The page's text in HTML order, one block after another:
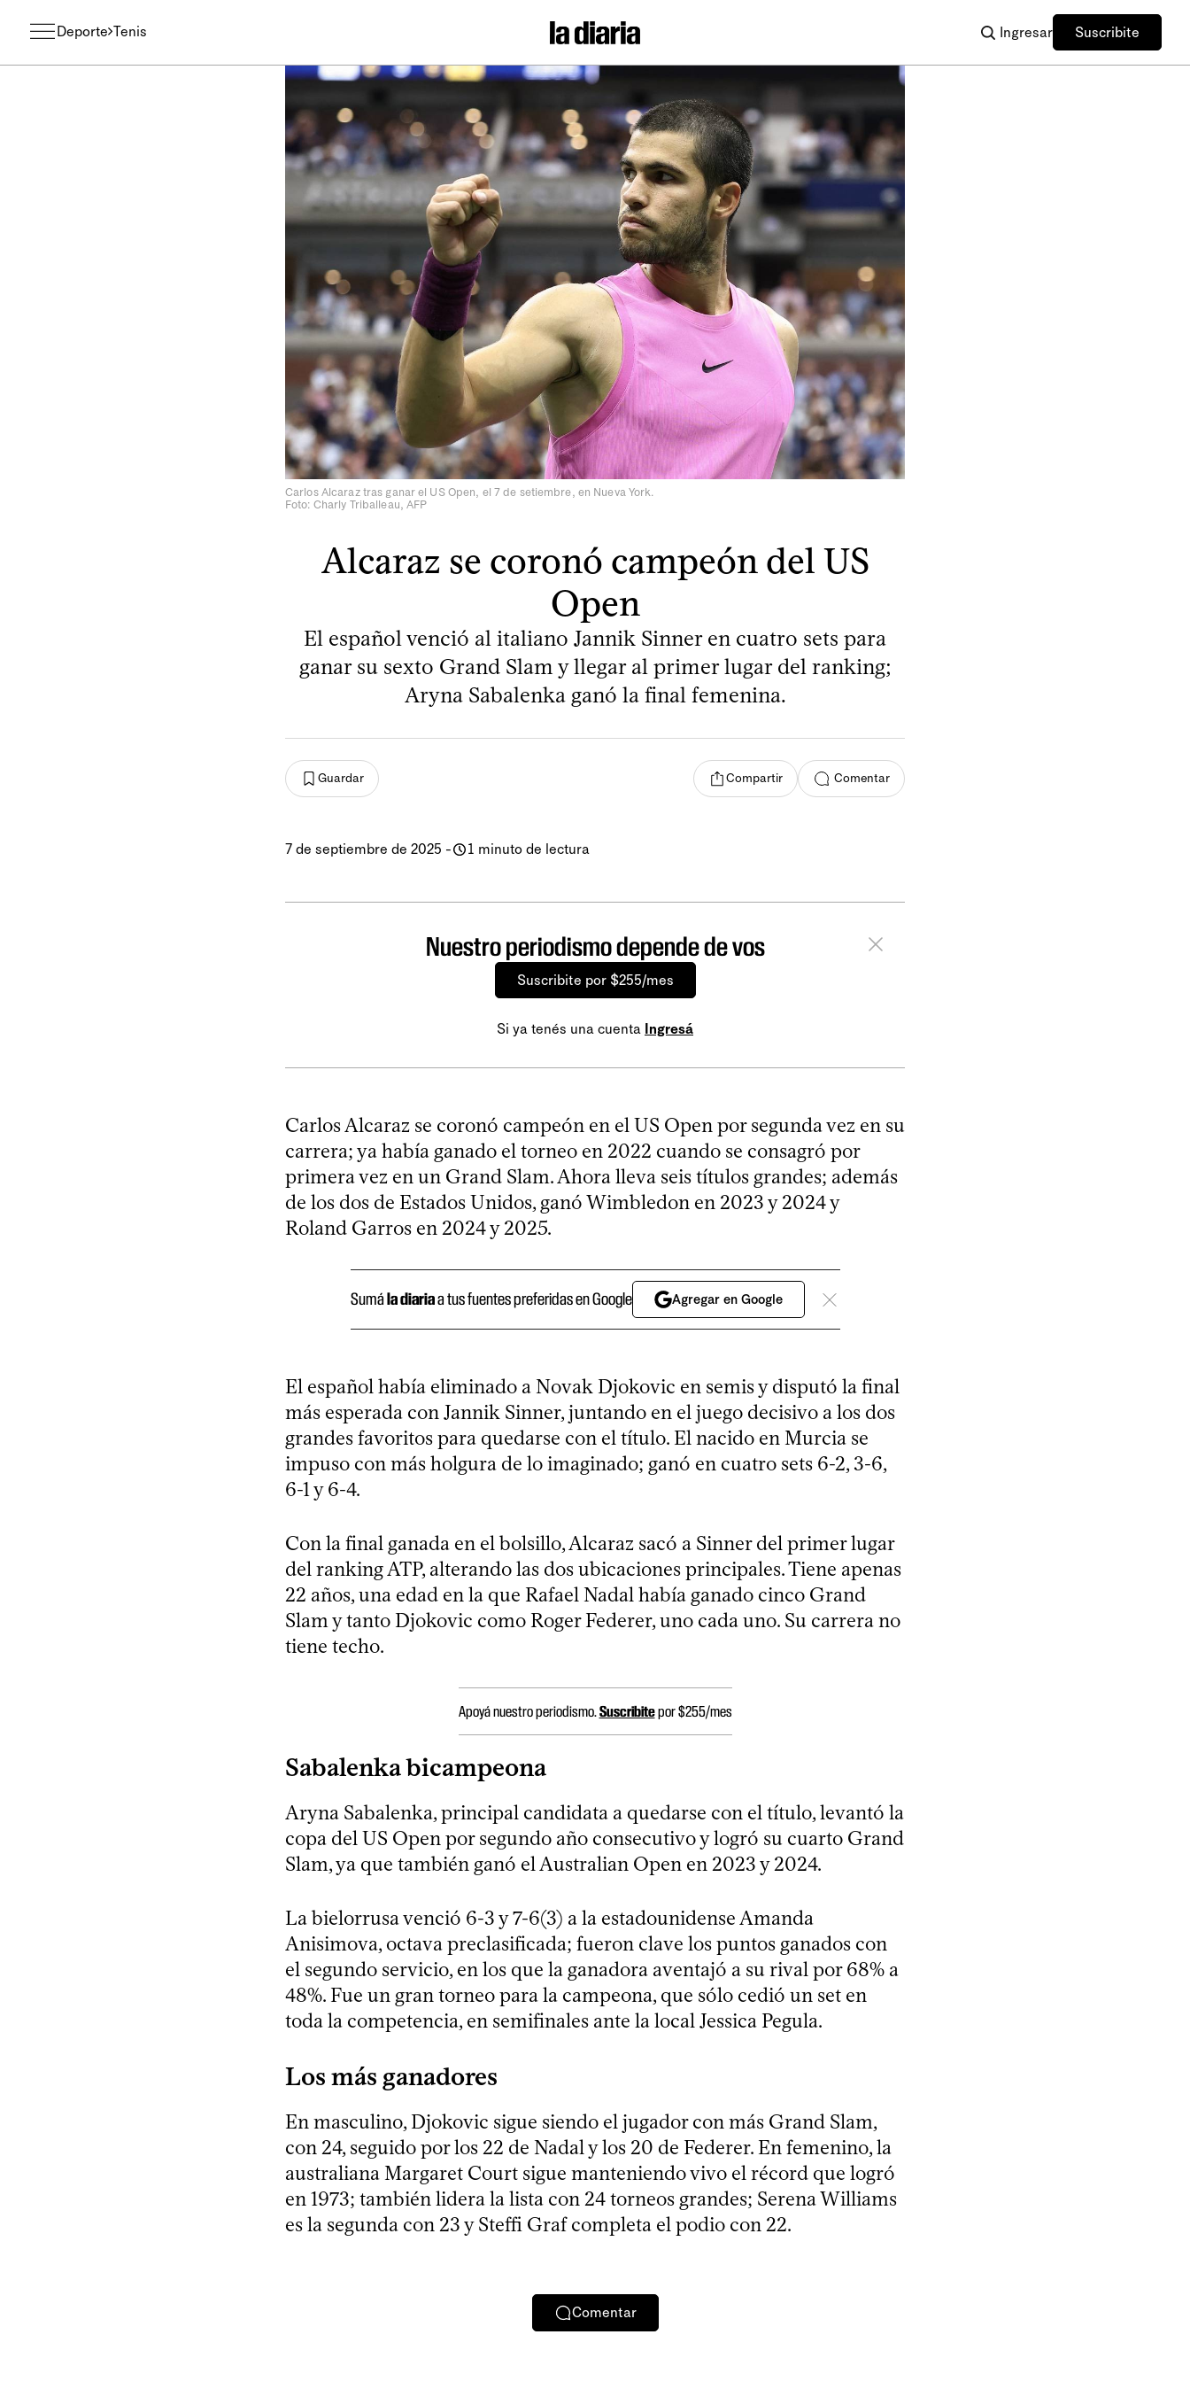
Deporte Tenis Ingresar Suscribite
Carlos Alcaraz tras ganar el US Open, el 7 de setiembre, en Nueva York.
Foto: Charly Triballeau, AFP
Alcaraz se coronó campeón del US
Open
El español venció al italiano Jannik Sinner en cuatro sets para
ganar su sexto Grand Slam y llegar al primer lugar del ranking;
Aryna Sabalenka ganó la final femenina.
Guardar Compartir Comentar
7 de septiembre de 2025 - 1 minuto de lectura
Nuestro periodismo depende de vos
Suscribite por $255/mes
Si ya tenés una cuenta Ingresá
Carlos Alcaraz se coronó campeón en el US Open por segunda vez en su
carrera; ya había ganado el torneo en 2022 cuando se consagró por
primera vez en un Grand Slam. Ahora lleva seis títulos grandes; además
de los dos de Estados Unidos, ganó Wimbledon en 2023 y 2024 y
Roland Garros en 2024 y 2025.
Sumála diariaa tus fuentes preferidas en Google Agregar en Google
El español había eliminado a Novak Djokovic en semis y disputó la final
más esperada con Jannik Sinner, juntando en el juego decisivo a los dos
grandes favoritos para quedarse con el título. El nacido en Murcia se
impuso con más holgura de lo imaginado; ganó en cuatro sets 6-2, 3-6,
6-1 y 6-4.
Con la final ganada en el bolsillo, Alcaraz sacó a Sinner del primer lugar
del ranking ATP, alterando las dos ubicaciones principales. Tiene apenas
22 años, una edad en la que Rafael Nadal había ganado cinco Grand
Slam y tanto Djokovic como Roger Federer, uno cada uno. Su carrera no
tiene techo.
Apoyá nuestro periodismo.Suscribitepor $255/mes
Sabalenka bicampeona
Aryna Sabalenka, principal candidata a quedarse con el título, levantó la
copa del US Open por segundo año consecutivo y logró su cuarto Grand
Slam, ya que también ganó el Australian Open en 2023 y 2024.
La bielorrusa venció 6-3 y 7-6(3) a la estadounidense Amanda
Anisimova, octava preclasificada; fueron clave los puntos ganados con
el segundo servicio, en los que la ganadora aventajó a su rival por 68% a
48%. Fue un gran torneo para la campeona, que sólo cedió un set en
toda la competencia, en semifinales ante la local Jessica Pegula.
Los más ganadores
En masculino, Djokovic sigue siendo el jugador con más Grand Slam,
con 24, seguido por los 22 de Nadal y los 20 de Federer. En femenino, la
australiana Margaret Court sigue manteniendo vivo el récord que logró
en 1973; también lidera la lista con 24 torneos grandes; Serena Williams
es la segunda con 23 y Steffi Graf completa el podio con 22.
Comentar